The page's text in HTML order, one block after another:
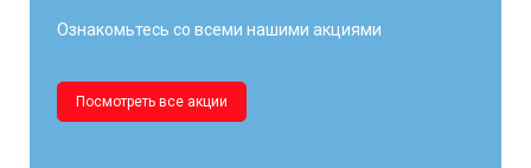
Ознакомьтесь со всеми нашими акциями
Посмотреть все акции